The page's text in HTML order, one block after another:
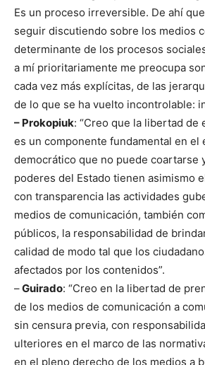
Es un proceso irreversible. De ahí
seguir discutiendo sobre los medios
determinante de los procesos
a mí prioritariamente me preocupa
cada vez más explícitas, de las
de lo que se ha vuelto incontrolable:
– Prokopiuk: “Creo que la libertad de
es un componente fundamental en el
democrático que no puede coartarse
poderes del Estado tienen asimismo
con transparencia las actividades
medios de comunicación, también
públicos, la responsabilidad de
calidad de modo tal que los
afectados por los contenidos”.
–Guirado: “Creo en la libertad de
de los medios de comunicación a
sin censura previa, con
ulteriores en el marco de las
en el pleno derecho de los medios a